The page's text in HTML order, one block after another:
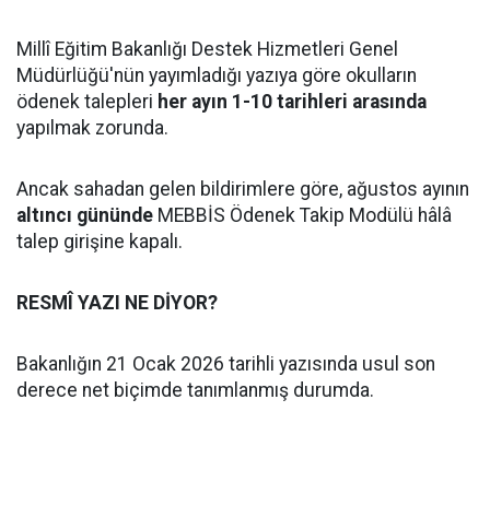
Millî Eğitim Bakanlığı Destek Hizmetleri Genel
Müdürlüğü'nün yayımladığı yazıya göre okulların
ödenek talepleri her ayın 1-10 tarihleri arasında
yapılmak zorunda.
Ancak sahadan gelen bildirimlere göre, ağustos ayının
altıncı gününde MEBBİS Ödenek Takip Modülü hâlâ
talep girişine kapalı.
RESMÎ YAZI NE DİYOR?
Bakanlığın 21 Ocak 2026 tarihli yazısında usul son
derece net biçimde tanımlanmış durumda.